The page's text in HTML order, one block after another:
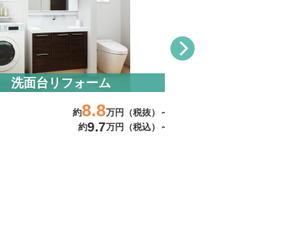
洗面台リフォーム
約8.8万円（税抜）～
約9.7万円（税込）～